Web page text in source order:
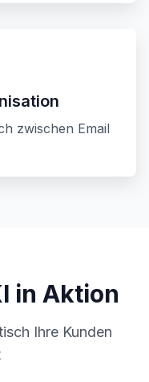
zwischen Email
in Aktion
Ihre Kunden